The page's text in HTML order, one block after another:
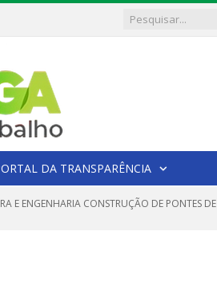
DA TRANSPARÊNCIA
E ENGENHARIA CONSTRUÇÃO DE PONTES DE